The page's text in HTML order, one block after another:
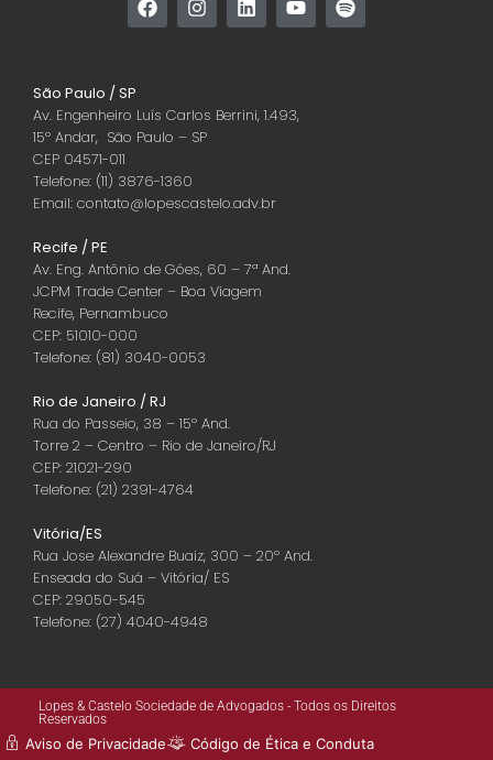
São Paulo / SP
Av. Engenheiro Luís Carlos Berrini, 1.493,
15º Andar, São Paulo – SP
CEP 04571-011
Telefone: (11) 3876-1360
Email: contato@lopescastelo.adv.br
Recife / PE
Av. Eng. Antônio de Góes, 60 – 7ª And.
JCPM Trade Center – Boa Viagem
Recife, Pernambuco
CEP: 51010-000
Telefone: (81) 3040-0053
Rio de Janeiro / RJ
Rua do Passeio, 38 – 15º And.
Torre 2 – Centro – Rio de Janeiro/RJ
CEP: 21021-290
Telefone: (21) 2391-4764
Vitória/ES
Rua Jose Alexandre Buaiz, 300 – 20º And.
Enseada do Suá – Vitória/ ES
CEP: 29050-545
Telefone: (27) 4040-4948
Lopes & Castelo Sociedade de Advogados - Todos os Direitos
Reservados
Aviso de Privacidade Código de Ética e Conduta